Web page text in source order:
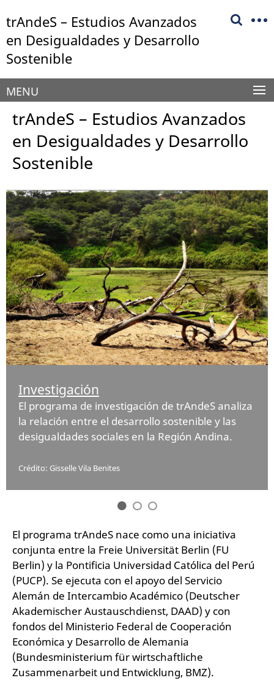
direkt
zu
Inhalt
trAndeS – Estudios Avanzados
en Desigualdades y Desarrollo
Sostenible
Herramientas
de
navegación
MENU
trAndeS – Estudios Avanzados
en Desigualdades y Desarrollo
Sostenible
Investigación
El programa de investigación de trAndeS analiza
la relación entre el desarrollo sostenible y las
desigualdades sociales en la Región Andina.
Crédito: Gisselle Vila Benites
El programa trAndeS nace como una iniciativa
conjunta entre la Freie Universität Berlin (FU
Berlin) y la Pontificia Universidad Católica del Perú
(PUCP). Se ejecuta con el apoyo del Servicio
Alemán de Intercambio Académico (Deutscher
Akademischer Austauschdienst, DAAD) y con
fondos del Ministerio Federal de Cooperación
Económica y Desarrollo de Alemania
(Bundesministerium für wirtschaftliche
Zusammenarbeit und Entwicklung, BMZ).